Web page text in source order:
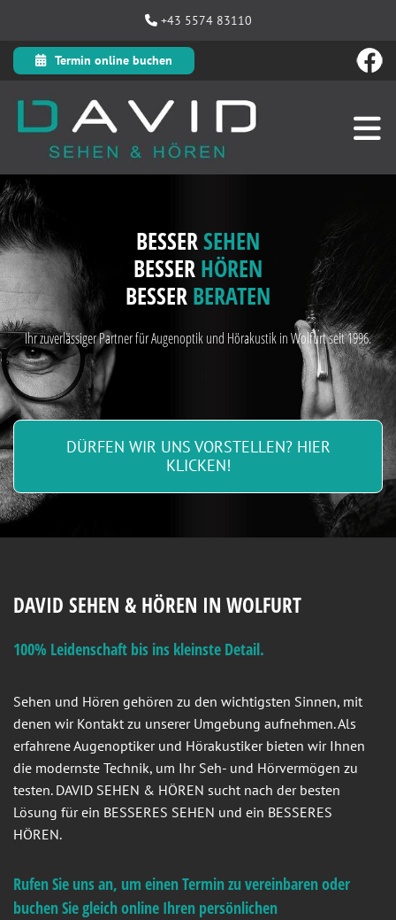
 +43 5574 83110
Termin online buchen
BESSERSEHEN
BESSERHÖREN
BESSERBERATEN
Ihr zuverlässiger Partner für Augenoptik und Hörakustik in Wolfurt seit 1996.
DÜRFEN WIR UNS VORSTELLEN? HIER
KLICKEN!
DAVID SEHEN & HÖREN IN WOLFURT
100% Leidenschaft bis ins kleinste Detail.
Sehen und Hören gehören zu den wichtigsten Sinnen, mit
denen wir Kontakt zu unserer Umgebung aufnehmen. Als
erfahrene Augenoptiker und Hörakustiker bieten wir Ihnen
die modernste Technik, um Ihr Seh- und Hörvermögen zu
testen. DAVID SEHEN & HÖREN sucht nach der besten
Lösung für ein BESSERES SEHEN und ein BESSERES
HÖREN.
Rufen Sie uns an, um einen Termin zu vereinbaren oder
buchen Sie gleich online Ihren persönlichen